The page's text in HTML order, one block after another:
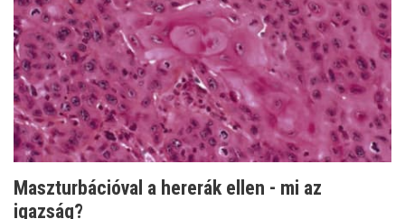
Maszturbációval a hererák ellen - mi az
igazság?